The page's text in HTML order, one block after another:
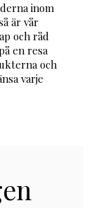
inom
är vår
och råd
en resa
och
varje